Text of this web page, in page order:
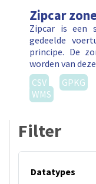
Zipcar
Zipcar is een
gedeelde
principe. De
worden van
CSV
GPKG
WMS
Filter
Datatypes